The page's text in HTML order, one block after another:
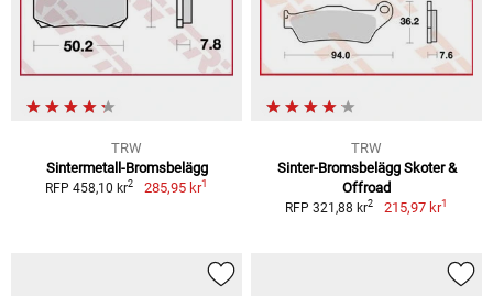
TRW
Sintermetall-Bromsbelägg
RFP 458,10 kr2 285,95 kr1
TRW
Sinter-Bromsbelägg Skoter &
Offroad
RFP 321,88 kr2 215,97 kr1